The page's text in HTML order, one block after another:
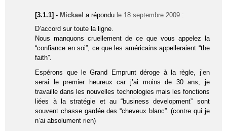
[3.1.1] - Mickael a répondu le 18 septembre 2009 :
D’accord sur toute la ligne.
Nous manquons cruellement de ce que vous appelez la
“confiance en soi”, ce que les américains appelleraient “the
faith”.
Espérons que le Grand Emprunt déroge à la règle, j’en
serai le premier heureux car j’ai moins de 30 ans, je
travaille dans les nouvelles technologies mais les fonctions
liées à la stratégie et au “business development” sont
souvent chasse gardée des “cheveux blanc”. (contre qui je
n’ai absolument rien)